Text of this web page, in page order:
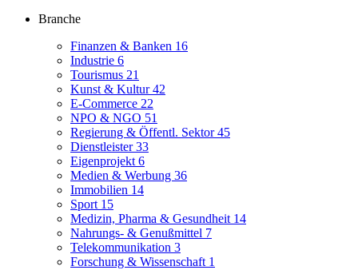
Branche
Finanzen & Banken 16
Industrie 6
Tourismus 21
Kunst & Kultur42
E-Commerce 22
NPO & NGO 51
Regierung & Öffentl. Sektor45
Dienstleister33
Eigenprojekt 6
Medien & Werbung 36
Immobilien 14
Sport 15
Medizin, Pharma & Gesundheit 14
Nahrungs- & Genußmittel 7
Telekommunikation 3
Forschung & Wissenschaft 1